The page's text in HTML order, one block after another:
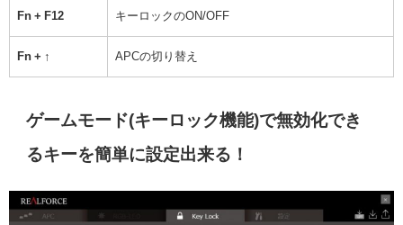
Fn + F12 キーロックのON/OFF
Fn + ↑ APCの切り替え
ゲームモード(キーロック機能)で無効化でき
るキーを簡単に設定出来る！